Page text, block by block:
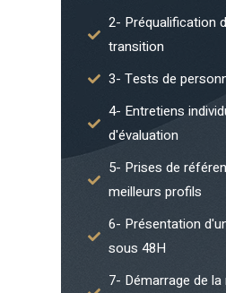
2- Préqualification
transition
3- Tests de
4- Entretiens
d'évaluation
5- Prises de
meilleurs profils
6- Présentation
sous 48H
7- Démarrage de